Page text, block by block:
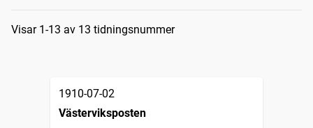
Sökresultat
Visar 1-13 av 13 tidningsnummer
1910-07-02
Västerviksposten